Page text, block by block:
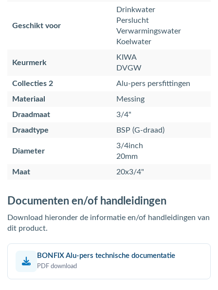
Geschikt voor
Drinkwater
Perslucht
Verwarmingswater
Koelwater
Keurmerk
KIWA
DVGW
Collecties 2
Alu-pers persfittingen
Materiaal
Messing
Draadmaat
3/4"
Draadtype
BSP (G-draad)
Diameter
3/4inch
20mm
Maat
20x3/4"
Documenten en/of handleidingen
Download hieronder de informatie en/of handleidingen van
dit product.
BONFIX Alu-pers technische documentatie
PDF download